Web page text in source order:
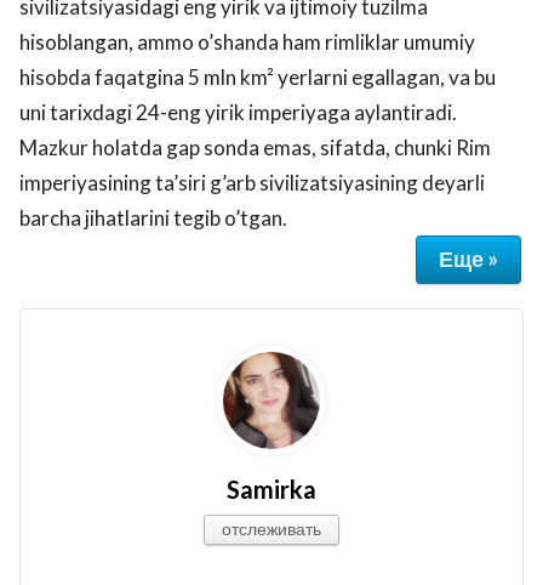
sivilizatsiyasidagi eng yirik va ijtimoiy tuzilma
hisoblangan, ammo o’shanda ham rimliklar umumiy
hisobda faqatgina 5 mln km² yerlarni egallagan, va bu
uni tarixdagi 24-eng yirik imperiyaga aylantiradi.
Mazkur holatda gap sonda emas, sifatda, chunki Rim
imperiyasining ta’siri g’arb sivilizatsiyasining deyarli
barcha jihatlarini tegib o’tgan.
Еще »
Samirka
отслеживать